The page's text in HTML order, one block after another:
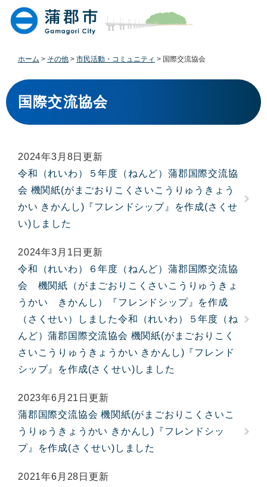
す
。
し
て
ホーム > その他 > 市民活動・コミュニティ > 国際交流協会
本
文
国際交流協会
2024年3月8日更新
令和（れいわ）５年度（ねんど）蒲郡国際交流協
会 機関紙(がまごおりこくさいこうりゅうきょう
かい きかんし)『フレンドシップ』を作成(さくせ
い)しました
2024年3月1日更新
令和（れいわ）６年度（ねんど）蒲郡国際交流協
会 機関紙（がまごおりこくさいこうりゅうきょ
うかい きかんし）『フレンドシップ』を作成
（さくせい）しました令和（れいわ）５年度（ね
んど）蒲郡国際交流協会 機関紙(がまごおりこく
さいこうりゅうきょうかい きかんし)『フレンド
シップ』を作成(さくせい)しました
2023年6月21日更新
蒲郡国際交流協会 機関紙(がまごおりこくさいこ
うりゅうきょうかい きかんし)『フレンドシッ
プ』を作成(さくせい)しました
2021年6月28日更新